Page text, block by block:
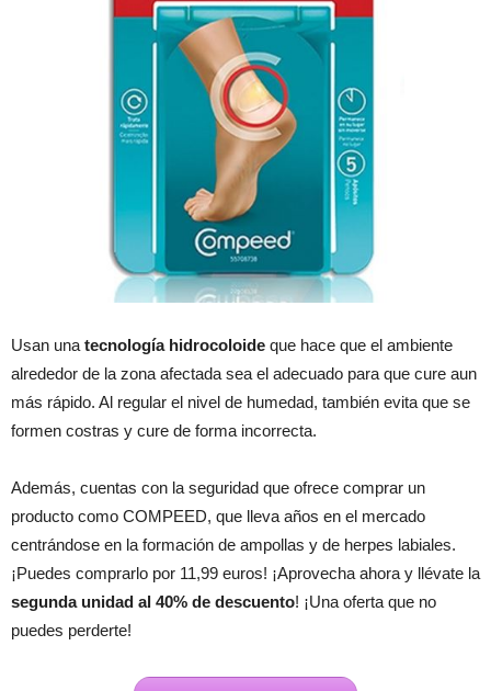
Usan una tecnología hidrocoloide que hace que el ambiente
alrededor de la zona afectada sea el adecuado para que cure aun
más rápido. Al regular el nivel de humedad, también evita que se
formen costras y cure de forma incorrecta.
Además, cuentas con la seguridad que ofrece comprar un
producto como COMPEED, que lleva años en el mercado
centrándose en la formación de ampollas y de herpes labiales.
¡Puedes comprarlo por 11,99 euros! ¡Aprovecha ahora y llévate la
segunda unidad al 40% de descuento! ¡Una oferta que no
puedes perderte!